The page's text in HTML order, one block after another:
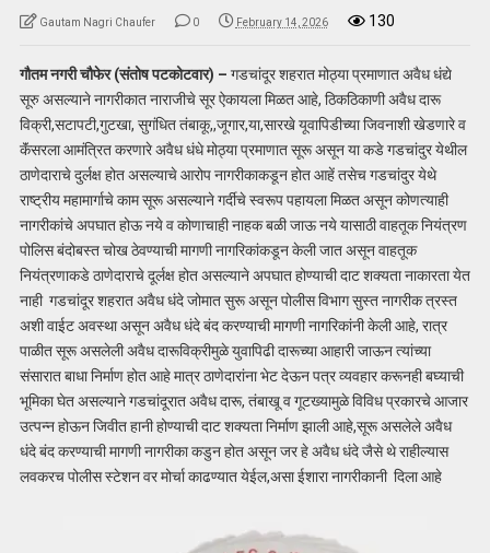
Gautam Nagri Chaufer 0 February 14, 2026 130
गौतम नगरी चौफेर (संतोष पटकोटवार) – गडचांदूर शहरात मोठ्या प्रमाणात अवैध धंद्ये
सूरु असल्याने नागरीकात नाराजीचे सूर ऐकायला मिळत आहे, ठिकठिकाणी अवैध दारू
विक्री,सटापटी,गुटखा, सुगंधित तंबाकू,,जूगार,या,सारखे यूवापिडीच्या जिवनाशी खेडणारे व
कॅंसरला आमंत्रित करणारे अवैध धंधे मोठ्या प्रमाणात सूरू असून या कडे गडचांदुर येथील
ठाणेदाराचे दुर्लक्ष होत असल्याचे आरोप नागरीकाकडून होत आहें तसेच गडचांदुर येथे
राष्ट्रीय महामार्गाचे काम सूरू असल्याने गर्दीचे स्वरूप पहायला मिळत असून कोणत्याही
नागरीकांचे अपघात होऊ नये व कोणाचाही नाहक बळी जाऊ नये यासाठी वाहतूक नियंत्रण
पोलिस बंदोबस्त चोख ठेवण्याची मागणी नागरिकांकडून केली जात असून वाहतूक
नियंत्रणाकडे ठाणेदाराचे दूर्लक्ष होत असल्याने अपघात होण्याची दाट शक्यता नाकारता येत
नाही गडचांदूर शहरात अवैध धंदे जोमात सुरू असून पोलीस विभाग सुस्त नागरीक त्रस्त
अशी वाईट अवस्था असून अवैध धंदे बंद करण्याची मागणी नागरिकांनी केली आहे, रात्र
पाळीत सूरू असलेली अवैध दारूविक्रीमुळे युवापिढी दारूच्या आहारी जाऊन त्यांच्या
संसारात बाधा निर्माण होत आहे मात्र ठाणेदारांना भेट देऊन पत्र व्यवहार करूनही बघ्याची
भूमिका घेत असल्याने गडचांदूरात अवैध दारू, तंबाखू व गूटख्यामुळे विविध प्रकारचे आजार
उत्पन्न होऊन जिवीत हानी होण्याची दाट शक्यता निर्माण झाली आहे,सूरू असलेले अवैध
धंदे बंद करण्याची मागणी नागरीका कडुन होत असून जर हे अवैध धंदे जैसे थे राहील्यास
लवकरच पोलीस स्टेशन वर मोर्चा काढण्यात येईल,असा ईशारा नागरीकानी दिला आहे